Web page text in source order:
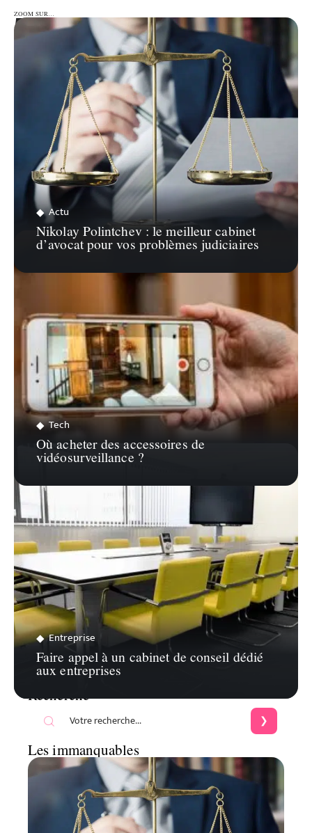
ZOOM SUR…
ZOOM SUR…
Actu
Nikolay Polintchev : le meilleur cabinet
d’avocat pour vos problèmes judiciaires
Tech
Où acheter des accessoires de
vidéosurveillance ?
Entreprise
Faire appel à un cabinet de conseil dédié
aux entreprises
Recherche
Les immanquables